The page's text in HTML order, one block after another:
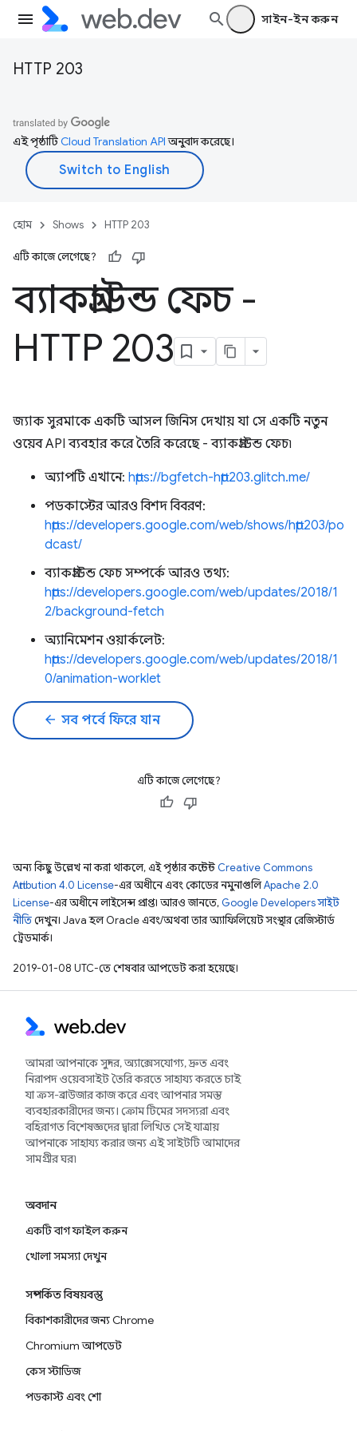
সাইন-ইন করুন
HTTP 203
এই পৃষ্ঠাটিCloud Translation APIঅনুবাদ করেছে।
হোম Shows HTTP 203
এটি কাজে লেগেছে?
ব্যাকগ্রাউন্ড ফেচ -
HTTP 203
জ্যাক সুরমাকে একটি আসল জিনিস দেখায় যা সে একটি নতুন
ওয়েব API ব্যবহার করে তৈরি করেছে - ব্যাকগ্রাউন্ড ফেচ৷
অ্যাপটি এখানে: https://bgfetch-http203.glitch.me/
পডকাস্টের আরও বিশদ বিবরণ:
https://developers.google.com/web/shows/http203/po
dcast/
ব্যাকগ্রাউন্ড ফেচ সম্পর্কে আরও তথ্য:
https://developers.google.com/web/updates/2018/1
2/background-fetch
অ্যানিমেশন ওয়ার্কলেট:
https://developers.google.com/web/updates/2018/1
0/animation-worklet
arrow_back সব পর্বে ফিরে যান
এটি কাজে লেগেছে?
অন্য কিছু উল্লেখ না করা থাকলে, এই পৃষ্ঠার কন্টেন্ট Creative Commons
Attribution 4.0 License-এর অধীনে এবং কোডের নমুনাগুলিApache 2.0
License-এর অধীনে লাইসেন্স প্রাপ্ত। আরও জানতে, Google Developers সাইট
নীতিদেখুন। Java হল Oracle এবং/অথবা তার অ্যাফিলিয়েট সংস্থার রেজিস্টার্ড
ট্রেডমার্ক।
2019-01-08 UTC-তে শেষবার আপডেট করা হয়েছে।
আমরা আপনাকে সুন্দর, অ্যাক্সেসযোগ্য, দ্রুত এবং
নিরাপদ ওয়েবসাইট তৈরি করতে সাহায্য করতে চাই
যা ক্রস-ব্রাউজার কাজ করে এবং আপনার সমস্ত
ব্যবহারকারীদের জন্য। ক্রোম টিমের সদস্যরা এবং
বহিরাগত বিশেষজ্ঞদের দ্বারা লিখিত সেই যাত্রায়
আপনাকে সাহায্য করার জন্য এই সাইটটি আমাদের
সামগ্রীর ঘর৷
অবদান
একটি বাগ ফাইল করুন
খোলা সমস্যা দেখুন
সম্পর্কিত বিষয়বস্তু
বিকাশকারীদের জন্য Chrome
Chromium আপডেট
কেস স্টাডিজ
পডকাস্ট এবং শো